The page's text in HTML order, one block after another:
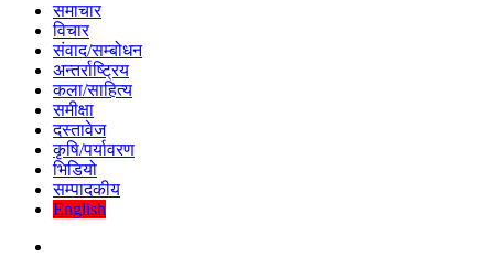
समाचार
विचार
संवाद/सम्बोधन
अन्तर्राष्ट्रिय
कला/साहित्य
समीक्षा
दस्तावेज
कृषि/पर्यावरण
भिडियो
सम्पादकीय
English